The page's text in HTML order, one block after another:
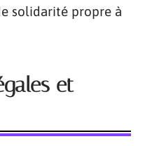
solidarité propre à
et